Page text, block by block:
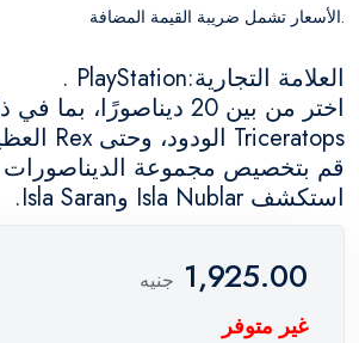
.الأسعار تشمل ضريبة القيمة المضافة
العلامة التجارية:PlayStation .
اختر من بين 20 ديناصورًا، بما
Triceratops الودود، وحتى Rex العظيم.
قم بتخصيص مجموعة
استكشف Isla Nublar وIsla Saran.
1,925.00 جنيه
غير متوفر